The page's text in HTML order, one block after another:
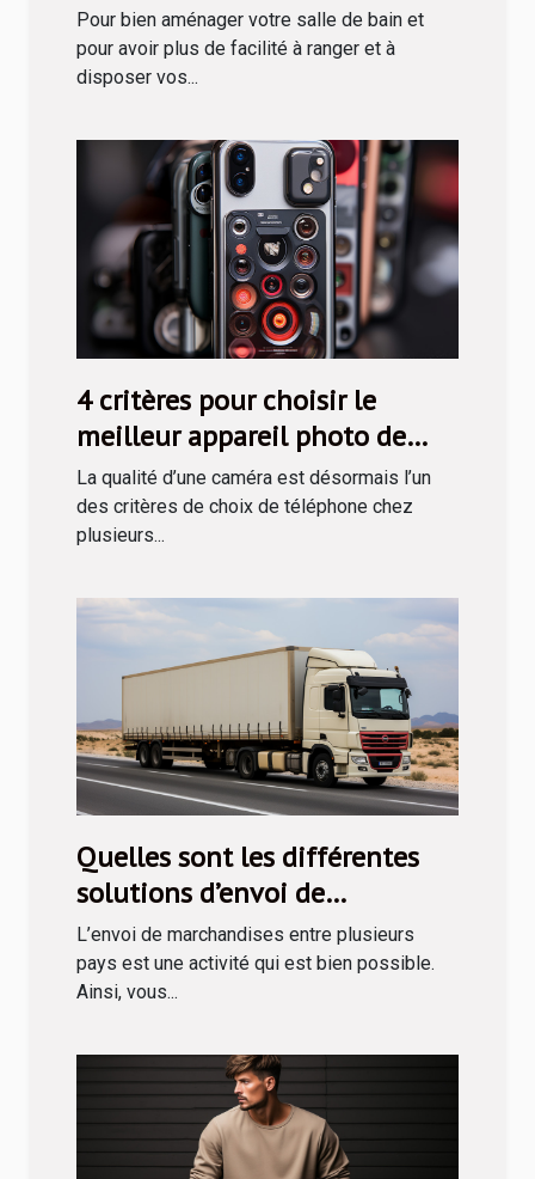
Pour bien aménager votre salle de bain et
pour avoir plus de facilité à ranger et à
disposer vos...
4 critères pour choisir le
meilleur appareil photo de
téléphone
La qualité d’une caméra est désormais l’un
des critères de choix de téléphone chez
plusieurs...
Quelles sont les différentes
solutions d’envoi de
marchandises en Tunisie ?
L’envoi de marchandises entre plusieurs
pays est une activité qui est bien possible.
Ainsi, vous...